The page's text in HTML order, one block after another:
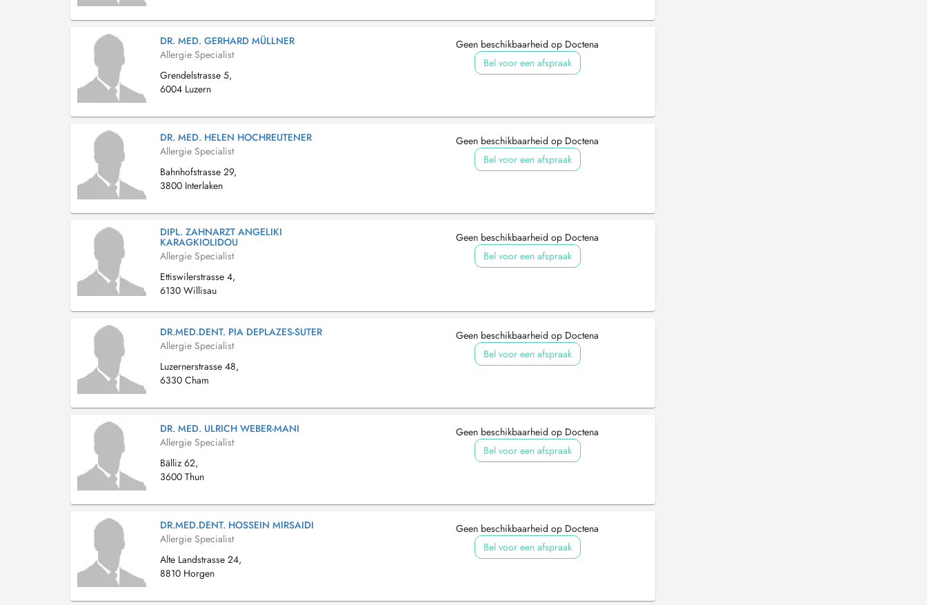
DR. MED. GERHARD MÜLLNER
Allergie Specialist
Grendelstrasse 5,
6004 Luzern
Geen beschikbaarheid op Doctena
Bel voor een afspraak
DR. MED. HELEN HOCHREUTENER
Allergie Specialist
Bahnhofstrasse 29,
3800 Interlaken
Geen beschikbaarheid op Doctena
Bel voor een afspraak
DIPL. ZAHNARZT ANGELIKI
KARAGKIOLIDOU
Allergie Specialist
Ettiswilerstrasse 4,
6130 Willisau
Geen beschikbaarheid op Doctena
Bel voor een afspraak
DR.MED.DENT. PIA DEPLAZES-SUTER
Allergie Specialist
Luzernerstrasse 48,
6330 Cham
Geen beschikbaarheid op Doctena
Bel voor een afspraak
DR. MED. ULRICH WEBER-MANI
Allergie Specialist
Bälliz 62,
3600 Thun
Geen beschikbaarheid op Doctena
Bel voor een afspraak
DR.MED.DENT. HOSSEIN MIRSAIDI
Allergie Specialist
Alte Landstrasse 24,
8810 Horgen
Geen beschikbaarheid op Doctena
Bel voor een afspraak